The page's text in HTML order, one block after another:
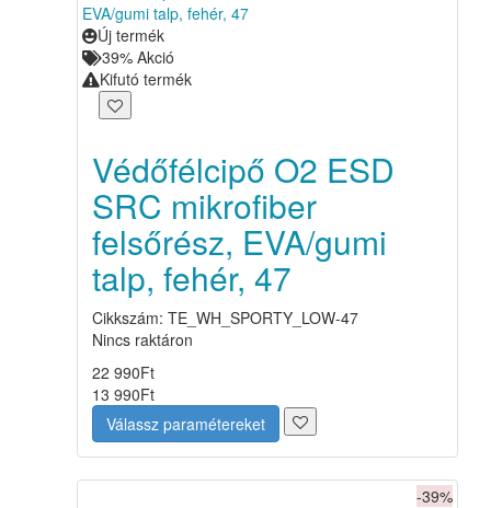
Új termék
39% Akció
Kifutó termék
Védőfélcipő O2 ESD
SRC mikrofiber
felsőrész, EVA/gumi
talp, fehér, 47
Cikkszám: TE_WH_SPORTY_LOW-47
Nincs raktáron
22 990Ft
13 990Ft
Válassz paramétereket
-39%